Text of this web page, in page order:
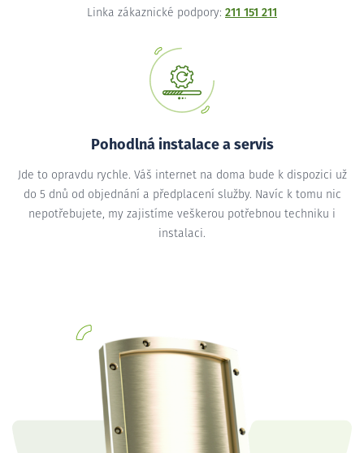
Linka zákaznické podpory: 211 151 211
Pohodlná instalace a servis
Jde to opravdu rychle. Váš internet na doma bude k dispozici už
do 5 dnů od objednání a předplacení služby. Navíc k tomu nic
nepotřebujete, my zajistíme veškerou potřebnou techniku i
instalaci.